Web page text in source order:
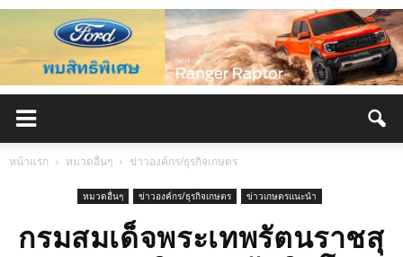
หน้าแรก หมวดอื่นๆ ข่าวองค์กร/ธุรกิจเกษตร
หมวดอื่นๆ ข่าวองค์กร/ธุรกิจเกษตร ข่าวเกษตรแนะนำ
กรมสมเด็จพระเทพรัตนราชสุ